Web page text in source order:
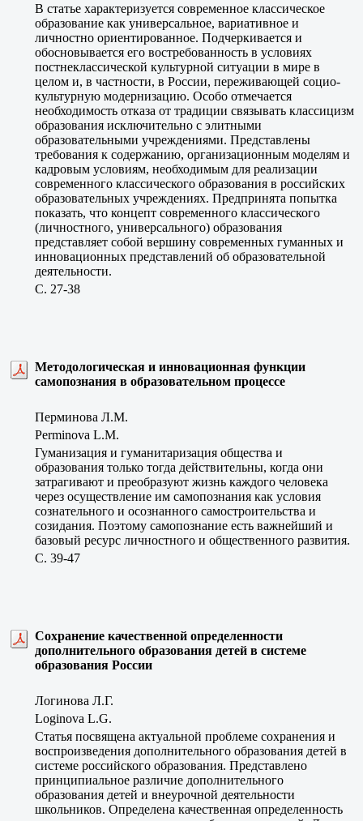
В статье характеризуется современное классическое
образование как универсальное, вариативное и
личностно ориентированное. Подчеркивается и
обосновывается его востребованность в условиях
постнеклассической культурной ситуации в мире в
целом и, в частности, в России, переживающей социо-
культурную модернизацию. Особо отмечается
необходимость отказа от традиции связывать классицизм
образования исключительно с элитными
образовательными учреждениями. Представлены
требования к содержанию, организационным моделям и
кадровым условиям, необходимым для реализации
современного классического образования в российских
образовательных учреждениях. Предпринята попытка
показать, что концепт современного классического
(личностного, универсального) образования
представляет собой вершину современных гуманных и
инновационных представлений об образовательной
деятельности.
C. 27-38
Методологическая и инновационная функции
самопознания в образовательном процессе
Перминова Л.М.
Perminova L.M.
Гуманизация и гуманитаризация общества и
образования только тогда действительны, когда они
затрагивают и преобразуют жизнь каждого человека
через осуществление им самопознания как условия
сознательного и осознанного самостроительства и
созидания. Поэтому самопознание есть важнейший и
базовый ресурс личностного и общественного развития.
C. 39-47
Сохранение качественной определенности
дополнительного образования детей в системе
образования России
Логинова Л.Г.
Loginova L.G.
Статья посвящена актуальной проблеме сохранения и
воспроизведения дополнительного образования детей в
системе российского образования. Представлено
принципиальное различие дополнительного
образования детей и внеурочной деятельности
школьников. Определена качественная определенность